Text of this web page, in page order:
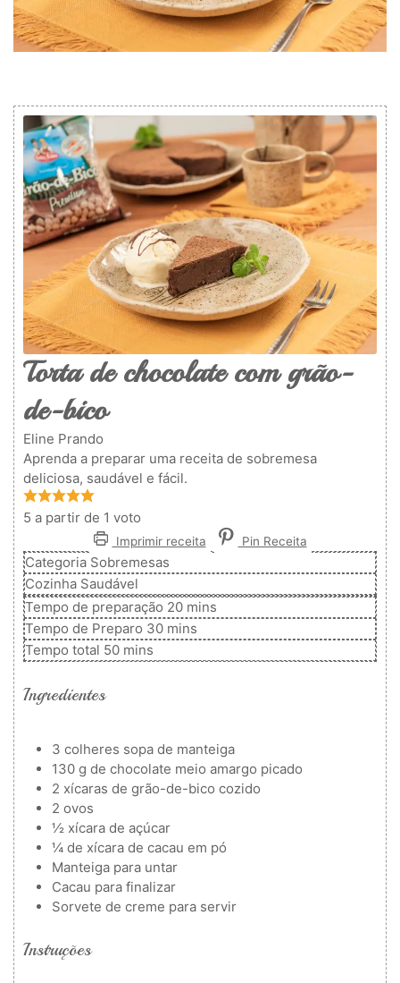
Torta de chocolate com grão-
de-bico
Eline Prando
Aprenda a preparar uma receita de sobremesa
deliciosa, saudável e fácil.
5 a partir de 1 voto
Imprimir receita Pin Receita
Categoria Sobremesas
Cozinha Saudável
Tempo de preparação 20minutos
mins
Tempo de Preparo 30minutos
mins
Tempo total 50minutos
mins
Ingredientes
3 colheres sopa de manteiga
130 g de chocolate meio amargo picado
2 xícaras de grão-de-bico cozido
2 ovos
½ xícara de açúcar
¼ de xícara de cacau em pó
Manteiga para untar
Cacau para finalizar
Sorvete de creme para servir
Instruções